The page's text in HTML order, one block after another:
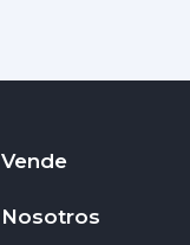
Vende
Nosotros